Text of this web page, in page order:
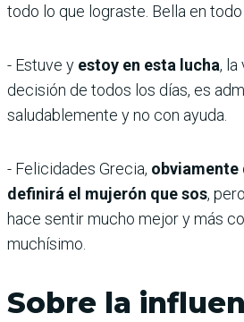
todo lo que lograste. Bella en
- Estuve y estoy en esta lucha, la
decisión de todos los días, es
saludablemente y no con ayuda.
- Felicidades Grecia, obviamente
definirá el mujerón que sos,
hace sentir mucho mejor y más
muchísimo.
Sobre la